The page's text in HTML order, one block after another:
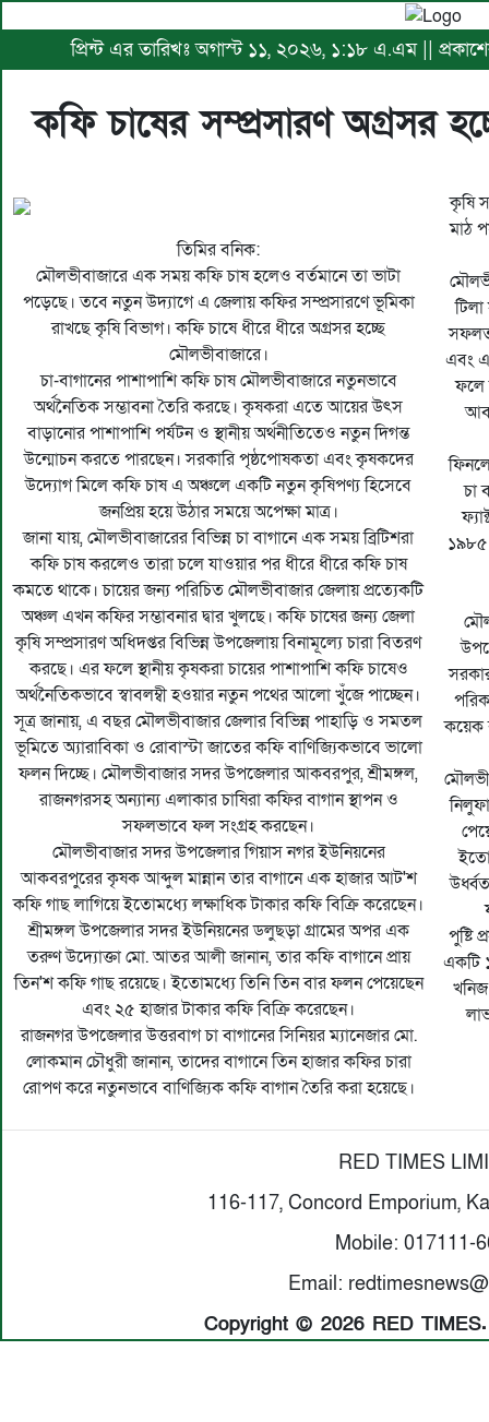
প্রিন্ট এর তারিখঃ অগাস্ট ১১, ২০২৬, ১:১৮ এ.এম ||
কফি চাষের সম্প্রসারণ অগ্রসর
তিমির বনিক:
মৌলভীবাজারে এক সময় কফি চাষ হলেও বর্তমানে তা ভাটা
পড়েছে। তবে নতুন উদ্যাগে এ জেলায় কফির সম্প্রসারণে ভূমিকা
রাখছে কৃষি বিভাগ। কফি চাষে ধীরে ধীরে অগ্রসর হচ্ছে
মৌলভীবাজারে।
চা-বাগানের পাশাপাশি কফি চাষ মৌলভীবাজারে নতুনভাবে
অর্থনৈতিক সম্ভাবনা তৈরি করছে। কৃষকরা এতে আয়ের উৎস
বাড়ানোর পাশাপাশি পর্যটন ও স্থানীয় অর্থনীতিতেও নতুন দিগন্ত
উন্মোচন করতে পারছেন। সরকারি পৃষ্ঠপোষকতা এবং কৃষকদের
উদ্যোগ মিলে কফি চাষ এ অঞ্চলে একটি নতুন কৃষিপণ্য হিসেবে
জনপ্রিয় হয়ে উঠার সময়ে অপেক্ষা মাত্র।
জানা যায়, মৌলভীবাজারের বিভিন্ন চা বাগানে এক সময় ব্রিটিশরা
কফি চাষ করলেও তারা চলে যাওয়ার পর ধীরে ধীরে কফি চাষ
কমতে থাকে। চায়ের জন্য পরিচিত মৌলভীবাজার জেলায় প্রত্যেকটি
অঞ্চল এখন কফির সম্ভাবনার দ্বার খুলছে। কফি চাষের জন্য জেলা
কৃষি সম্প্রসারণ অধিদপ্তর বিভিন্ন উপজেলায় বিনামূল্যে চারা বিতরণ
করছে। এর ফলে স্থানীয় কৃষকরা চায়ের পাশাপাশি কফি চাষেও
অর্থনৈতিকভাবে স্বাবলম্বী হওয়ার নতুন পথের আলো খুঁজে পাচ্ছেন।
সূত্র জানায়, এ বছর মৌলভীবাজার জেলার বিভিন্ন পাহাড়ি ও সমতল
ভূমিতে অ্যারাবিকা ও রোবাস্টা জাতের কফি বাণিজ্যিকভাবে ভালো
ফলন দিচ্ছে। মৌলভীবাজার সদর উপজেলার আকবরপুর, শ্রীমঙ্গল,
রাজনগরসহ অন্যান্য এলাকার চাষিরা কফির বাগান স্থাপন ও
সফলভাবে ফল সংগ্রহ করছেন।
মৌলভীবাজার সদর উপজেলার গিয়াস নগর ইউনিয়নের
আকবরপুরের কৃষক আব্দুল মান্নান তার বাগানে এক হাজার আট'শ
কফি গাছ লাগিয়ে ইতোমধ্যে লক্ষাধিক টাকার কফি বিক্রি করেছেন।
শ্রীমঙ্গল উপজেলার সদর ইউনিয়নের ডলুছড়া গ্রামের অপর এক
তরুণ উদ্যোক্তা মো. আতর আলী জানান, তার কফি বাগানে প্রায়
তিন'শ কফি গাছ রয়েছে। ইতোমধ্যে তিনি তিন বার ফলন পেয়েছেন
এবং ২৫ হাজার টাকার কফি বিক্রি করেছেন।
রাজনগর উপজেলার উত্তরবাগ চা বাগানের সিনিয়র ম্যানেজার মো.
লোকমান চৌধুরী জানান, তাদের বাগানে তিন হাজার কফির চারা
রোপণ করে নতুনভাবে বাণিজ্যিক কফি বাগান তৈরি করা হয়েছে।
কৃষি
মাঠ
এবং
ফলে
চা
১৯৮৫
কয়েক
পুষ্টি
একটি
RED TIMES
116-117, Concord Emporium,
Mobile: 017111-
Email:
Copyright © 2026 RED